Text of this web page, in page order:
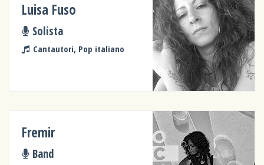
Luisa Fuso
Solista
Cantautori, Pop italiano
Fremir
Band